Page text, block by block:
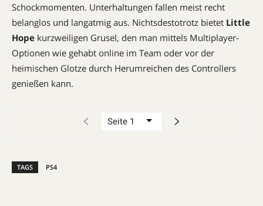
Schockmomenten. Unterhaltungen fallen meist recht
belanglos und langatmig aus. Nichtsdestotrotz bietet Little
Hope kurzweiligen Grusel, den man mittels Multiplayer-
Optionen wie gehabt online im Team oder vor der
heimischen Glotze durch Herumreichen des Controllers
genießen kann.
TAGS PS4